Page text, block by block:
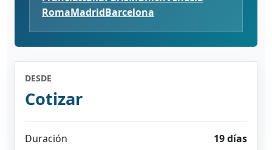
RomaMadridBarcelona
DESDE
Cotizar
Duración
19 días